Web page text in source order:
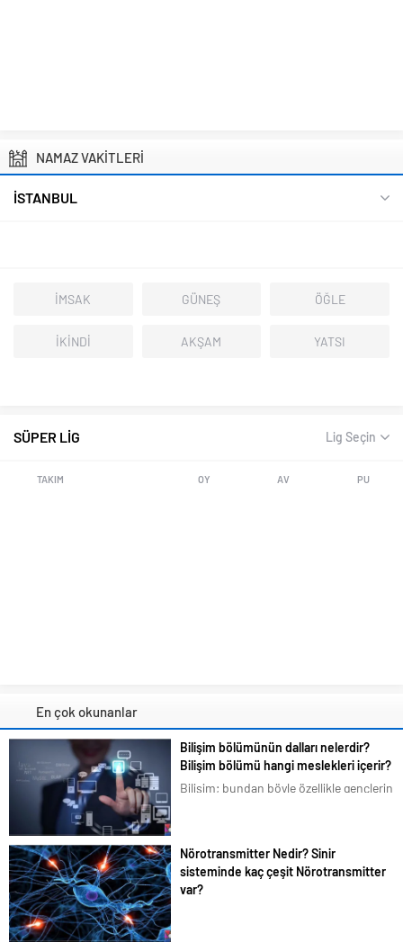
NAMAZ VAKİTLERİ
İSTANBUL
İMSAK GÜNEŞ ÖĞLE
İKİNDİ AKŞAM YATSI
Lig Seçin
SÜPER LİG
TAKIM OY AV PU
En çok okunanlar
Bilişim bölümünün dalları nelerdir?
Bilişim bölümü hangi meslekleri içerir?
Bilişim; bundan böyle özellikle gençlerin
en basit bir şeyi bile akıllı telefonlarımız
üzerindeki uygulamalardan...
Nörotransmitter Nedir? Sinir
sisteminde kaç çeşit Nörotransmitter
var?